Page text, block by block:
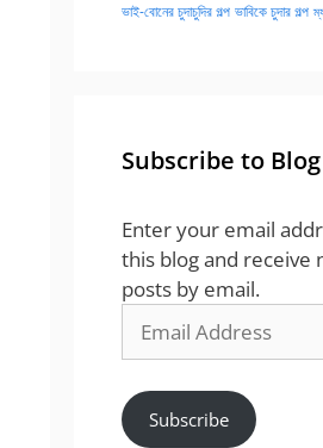
ভাই-বোনের চুদাচুদির গল্প ভাবিকে চুদার গল্প
Subscribe to
Enter your email
this blog and receive
posts by email.
Address
Subscribe